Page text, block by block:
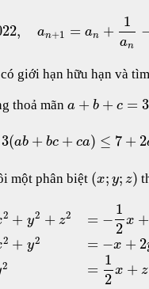
, an+1 = an +
1
an
có giới hạn hữu hạn và
thoả mãn a + b + c = 3
3(ab + bc + ca) ≤ 7 + 2
một phân biệt (x; y; z)
2 + y2 + z2
2 + y2
2
= −
1
2
x +
= −x + 2
=
1
2
x + z